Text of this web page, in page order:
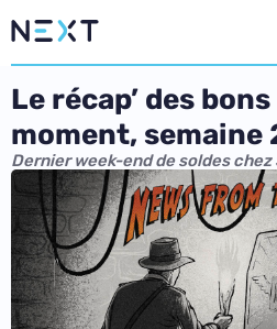
Le récap’ des
moment, semaine
Dernier week-end de soldes chez